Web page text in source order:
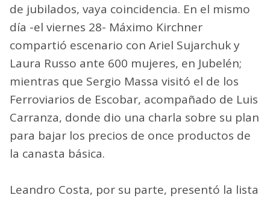
de jubilados, vaya coincidencia. En el mismo
día -el viernes 28- Máximo Kirchner
compartió escenario con Ariel Sujarchuk y
Laura Russo ante 600 mujeres, en Jubelén;
mientras que Sergio Massa visitó el de los
Ferroviarios de Escobar, acompañado de Luis
Carranza, donde dio una charla sobre su plan
para bajar los precios de once productos de
la canasta básica.
Leandro Costa, por su parte, presentó la lista